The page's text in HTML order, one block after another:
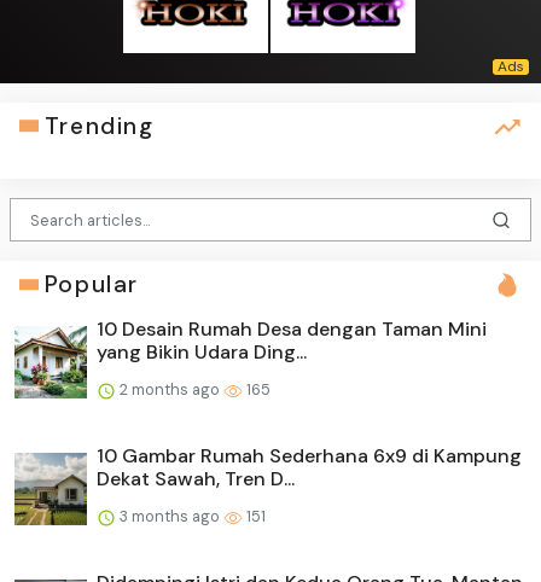
Trending
Popular
10 Desain Rumah Desa dengan Taman Mini
yang Bikin Udara Ding...
2 months ago 165
10 Gambar Rumah Sederhana 6x9 di Kampung
Dekat Sawah, Tren D...
3 months ago 151